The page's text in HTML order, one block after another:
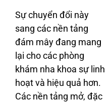
Sự chuyển đổi này
sang các nền tảng
đám mây đang mang
lại cho các phòng
khám nha khoa sự linh
hoạt và hiệu quả hơn.
Các nền tảng mở, đặc